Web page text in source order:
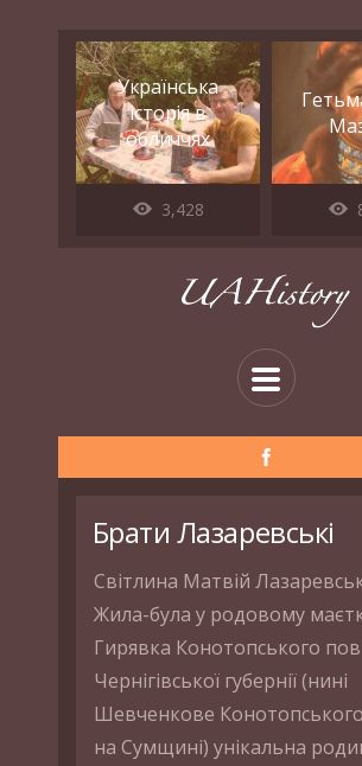
Українська
історія в
обличчях
3,428
Брати Лазаревські
Світлина Матвій
Жила-була у родовому
Гирявка Конотопського
Чернігівської губернії (нині
Шевченкове
на Сумщині) унікальна